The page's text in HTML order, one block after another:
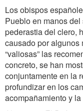
Los obispos
Pueblo en manos
pederastia del clero,
causado por
“valiosas” las
concreto, se han
conjuntamente en la
profundizar en los
acompañamiento y